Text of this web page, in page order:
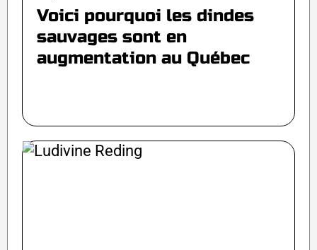
Voici pourquoi les dindes
sauvages sont en
augmentation au Québec